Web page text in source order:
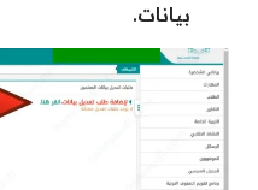
بيانات.